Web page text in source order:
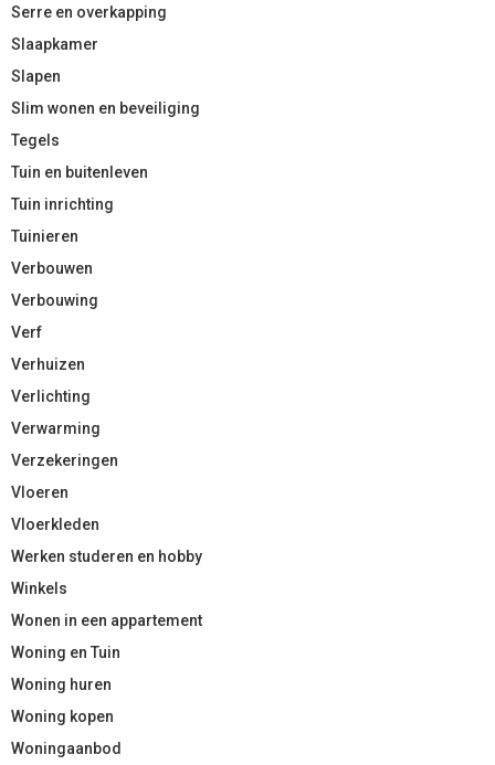
Serre en overkapping
Slaapkamer
Slapen
Slim wonen en beveiliging
Tegels
Tuin en buitenleven
Tuin inrichting
Tuinieren
Verbouwen
Verbouwing
Verf
Verhuizen
Verlichting
Verwarming
Verzekeringen
Vloeren
Vloerkleden
Werken studeren en hobby
Winkels
Wonen in een appartement
Woning en Tuin
Woning huren
Woning kopen
Woningaanbod